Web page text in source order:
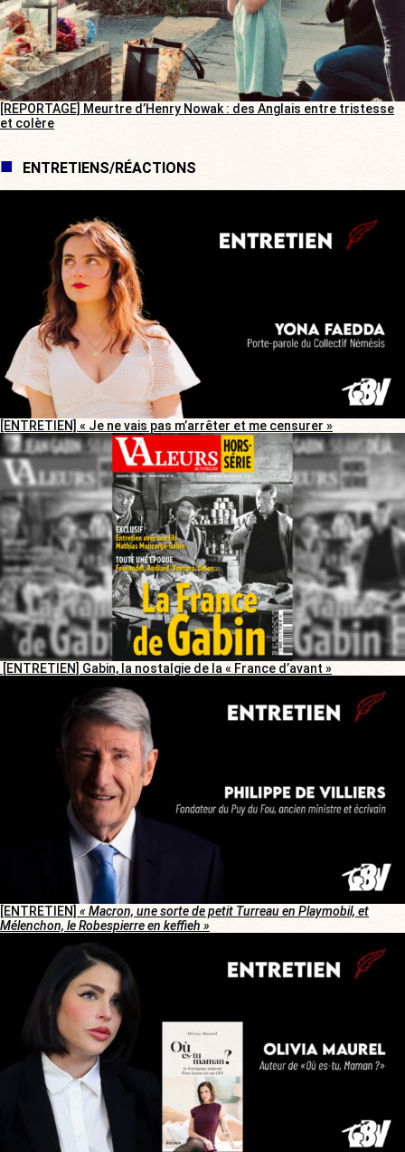
[REPORTAGE] Meurtre d’Henry Nowak : des Anglais entre tristesse
et colère
ENTRETIENS/RÉACTIONS
[ENTRETIEN] « Je ne vais pas m’arrêter et me censurer »
[ENTRETIEN] Gabin, la nostalgie de la « France d’avant »
[ENTRETIEN] « Macron, une sorte de petit Turreau en Playmobil, et
Mélenchon, le Robespierre en keffieh »